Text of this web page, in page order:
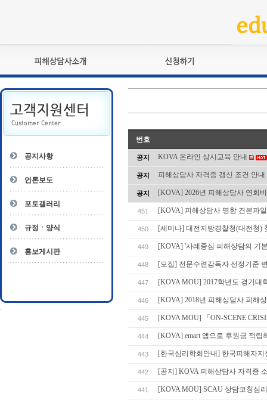
피해상담사란?
자격관리규정
상담사 자격증 확인
- 피해상담사 1급
- 전문수련감독자
- 전문수련기관
교육훈련
자격심사
자격복원
공지사항
언론보도
포토갤러리
규정ㆍ양식
홍보게시판
번호
공지 KOVA 온라인 상시교육 안내
공지 피해상담사 자격증 갱신 조건 안내
공지 [KOVA] 2026년 피해상담사 연회
451 [KOVA] 피해상담사 명함 견본파
450 [세미나] 대전지방경찰청(대전청)
449 [KOVA] '사례중심 피해상담의 기
448 [모집] 전문수련감독자 선정기준
447 [KOVA MOU] 2017학년도 경기
446 [KOVA] 2018년 피해상담사 피해
445 [KOVA MOU] 「ON-SCENE
444 [KOVA] emart 앱으로 후원금 적립
443 [한국심리학회안내] 한국피해자
442 [공지] KOVA 피해상담사 자격증
441 [KOVA MOU] SCAU 상담코칭심